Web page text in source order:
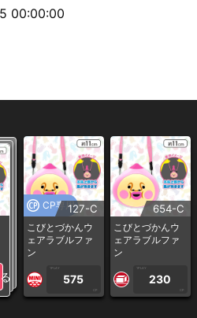
00:00:00
CP専用127-C
こびとづかんウ
ェアラブルファ
ン
1PLAY
575
CP
654-C
こびとづかんウ
ェアラブルファ
ン
1PLAY
230
CP